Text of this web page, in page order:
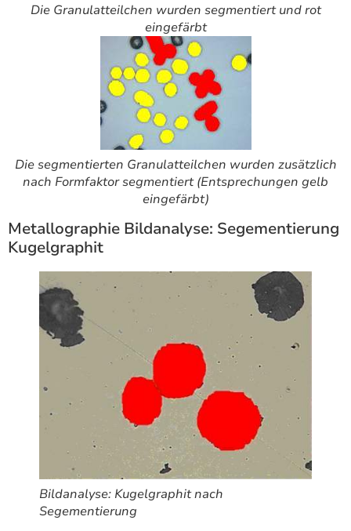
Die Granulatteilchen wurden segmentiert und rot
eingefärbt
Die segmentierten Granulatteilchen wurden zusätzlich
nach Formfaktor segmentiert (Entsprechungen gelb
eingefärbt)
Metallographie Bildanalyse: Segementierung
Kugelgraphit
Bildanalyse: Kugelgraphit nach
Segementierung